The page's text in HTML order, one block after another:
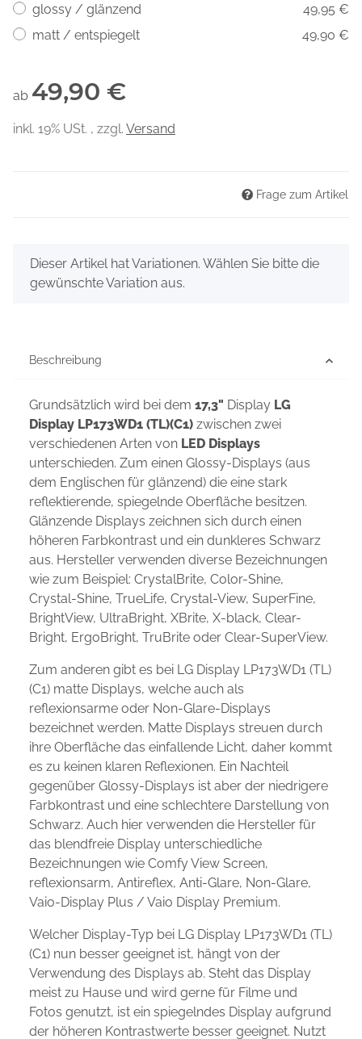
glossy / glänzend
49,95 €
matt / entspiegelt
49,90 €
ab 49,90 €
inkl. 19% USt. , zzgl. Versand
Frage zum Artikel
x
Dieser Artikel hat Variationen. Wählen Sie bitte die
gewünschte Variation aus.
Beschreibung
Grundsätzlich wird bei dem 17,3" Display LG
Display LP173WD1 (TL)(C1) zwischen zwei
verschiedenen Arten von LED Displays
unterschieden. Zum einen Glossy-Displays (aus
dem Englischen für glänzend) die eine stark
reflektierende, spiegelnde Oberfläche besitzen.
Glänzende Displays zeichnen sich durch einen
höheren Farbkontrast und ein dunkleres Schwarz
aus. Hersteller verwenden diverse Bezeichnungen
wie zum Beispiel: CrystalBrite, Color-Shine,
Crystal-Shine, TrueLife, Crystal-View, SuperFine,
BrightView, UltraBright, XBrite, X-black, Clear-
Bright, ErgoBright, TruBrite oder Clear-SuperView.
Zum anderen gibt es bei LG Display LP173WD1 (TL)
(C1) matte Displays, welche auch als
reflexionsarme oder Non-Glare-Displays
bezeichnet werden. Matte Displays streuen durch
ihre Oberfläche das einfallende Licht, daher kommt
es zu keinen klaren Reflexionen. Ein Nachteil
gegenüber Glossy-Displays ist aber der niedrigere
Farbkontrast und eine schlechtere Darstellung von
Schwarz. Auch hier verwenden die Hersteller für
das blendfreie Display unterschiedliche
Bezeichnungen wie Comfy View Screen,
reflexionsarm, Antireflex, Anti-Glare, Non-Glare,
Vaio-Display Plus / Vaio Display Premium.
Welcher Display-Typ bei LG Display LP173WD1 (TL)
(C1) nun besser geeignet ist, hängt von der
Verwendung des Displays ab. Steht das Display
meist zu Hause und wird gerne für Filme und
Fotos genutzt, ist ein spiegelndes Display aufgrund
der höheren Kontrastwerte besser geeignet. Nutzt